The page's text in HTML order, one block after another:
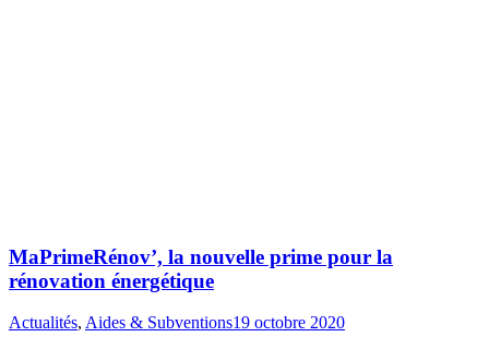
MaPrimeRénov’, la nouvelle prime pour la
rénovation énergétique
Actualités, Aides & Subventions19 octobre 2020